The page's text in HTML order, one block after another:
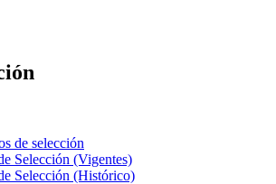
de selección
Selección (Vigentes)
Selección (Histórico)